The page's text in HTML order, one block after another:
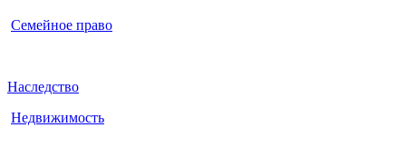
Семейное право
Наследство
Недвижимость